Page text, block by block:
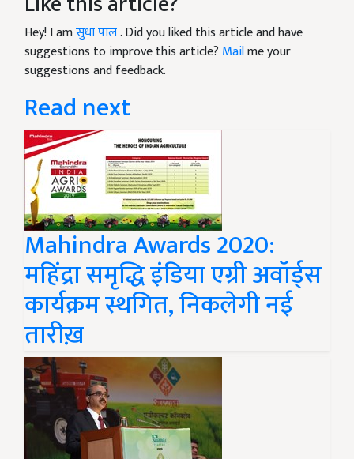
Hey! I amसुधा पाल. Did you liked this article and have
suggestions to improve this article? Mailme your
suggestions and feedback.
Read next
Mahindra Awards 2020:
महिंद्रा समृद्धि इंडिया एग्री अवॉर्ड्स
कार्यक्रम स्थगित, निकलेगी नई
तारीख़